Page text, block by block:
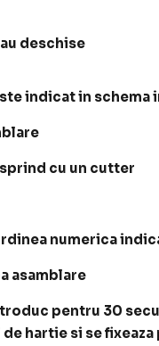
deschise
indicat in schema
cu un cutter
numerica
asamblare
pentru 30
hartie si se